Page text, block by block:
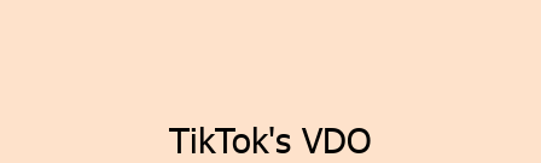
TikTok's VDO